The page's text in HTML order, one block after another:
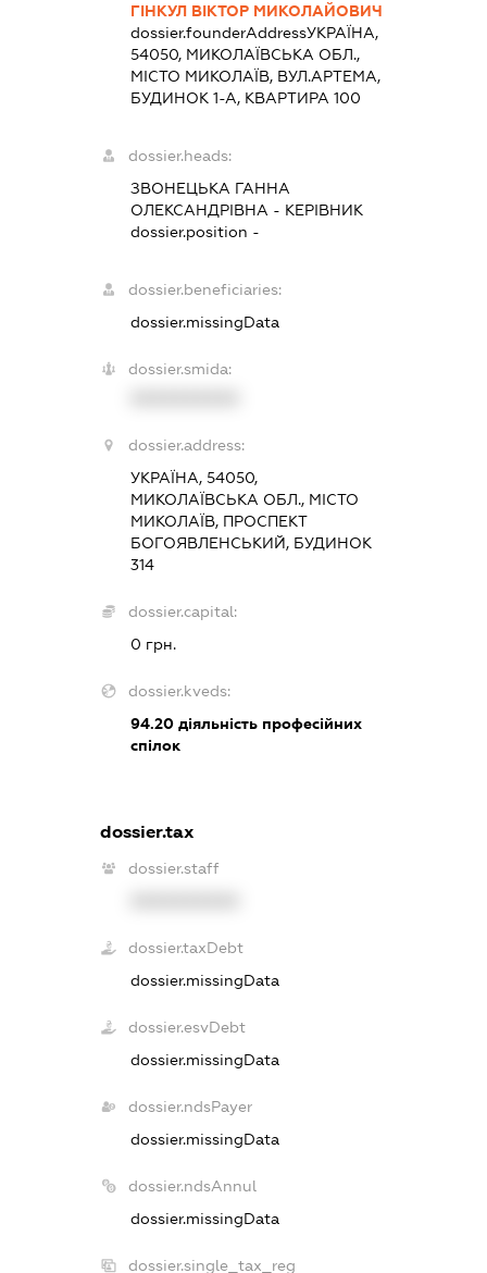
ГІНКУЛ ВІКТОР МИКОЛАЙОВИЧ
dossier.founderAddressУКРАЇНА,
54050, МИКОЛАЇВСЬКА ОБЛ.,
МІСТО МИКОЛАЇВ, ВУЛ.АРТЕМА,
БУДИНОК 1-А, КВАРТИРА 100
dossier.heads:
ЗВОНЕЦЬКА ГАННА
ОЛЕКСАНДРІВНА - КЕРІВНИК
dossier.position -
dossier.beneficiaries:
dossier.missingData
dossier.smida:
dossier.address:
УКРАЇНА, 54050,
МИКОЛАЇВСЬКА ОБЛ., МІСТО
МИКОЛАЇВ, ПРОСПЕКТ
БОГОЯВЛЕНСЬКИЙ, БУДИНОК
314
dossier.capital:
0 грн.
dossier.kveds:
94.20діяльність професійних
спілок
dossier.tax
dossier.staff
dossier.taxDebt
dossier.missingData
dossier.esvDebt
dossier.missingData
dossier.ndsPayer
dossier.missingData
dossier.ndsAnnul
dossier.missingData
dossier.single_tax_reg